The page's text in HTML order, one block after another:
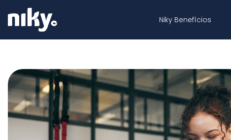
Niky Benefícios